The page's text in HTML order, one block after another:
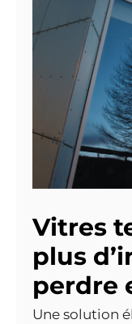
Vitres
plus
perdre
Une solution